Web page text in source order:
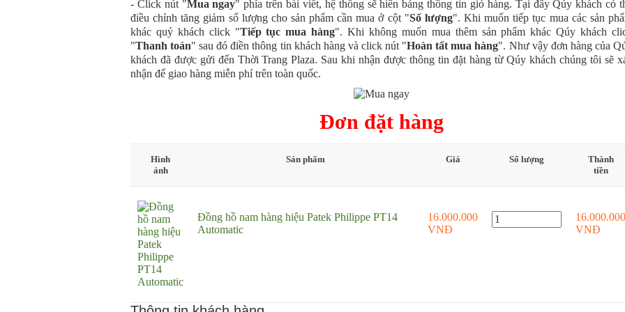
- Click nút "Mua ngay" phía trên bài viết, hệ thống sẽ hiên bảng thông tin giỏ hàng. Tại đây Qúy khách có
điều chỉnh tăng giảm số lượng cho sản phẩm cần mua ở cột "Số lượng". Khi muốn tiếp tục mua các sản
khác quý khách click "Tiếp tục mua hàng". Khi không muốn mua thêm sản phẩm khác Qúy khách
"Thanh toán" sau đó điền thông tin khách hàng và click nút "Hoàn tất mua hàng". Như vậy đơn hàng của
khách đã được gửi đến Thời Trang Plaza. Sau khi nhận được thông tin đặt hàng từ Qúy khách chúng tôi sẽ
nhận để giao hàng miễn phí trên toàn quốc.
Đơn đặt hàng
Hình
ảnh
Sản phẩm Giá Số lượng
Thành
tiền
Đồng hồ nam hàng hiệu Patek Philippe PT14
Automatic
16.000.000
VNĐ
16.000.000
VNĐ